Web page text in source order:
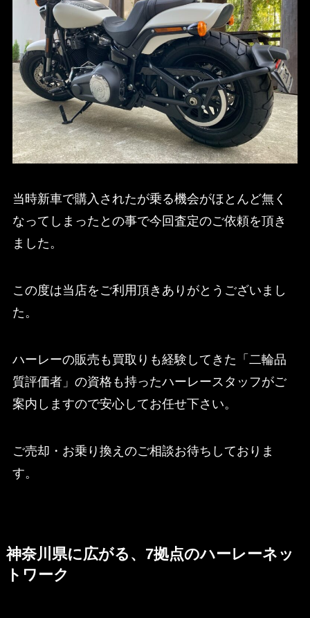
当時新車で購入されたが乗る機会がほとんど無く
なってしまったとの事で今回査定のご依頼を頂き
ました。
この度は当店をご利用頂きありがとうございまし
た。
ハーレーの販売も買取りも経験してきた「二輪品
質評価者」の資格も持ったハーレースタッフがご
案内しますので安心してお任せ下さい。
ご売却・お乗り換えのご相談お待ちしておりま
す。
神奈川県に広がる、7拠点のハーレーネッ
トワーク